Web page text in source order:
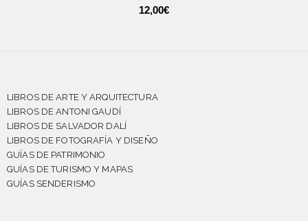
12,00€
LIBROS DE ARTE Y ARQUITECTURA
LIBROS DE ANTONI GAUDÍ
LIBROS DE SALVADOR DALÍ
LIBROS DE FOTOGRAFÍA Y DISEÑO
GUÍAS DE PATRIMONIO
GUÍAS DE TURISMO Y MAPAS
GUÍAS SENDERISMO